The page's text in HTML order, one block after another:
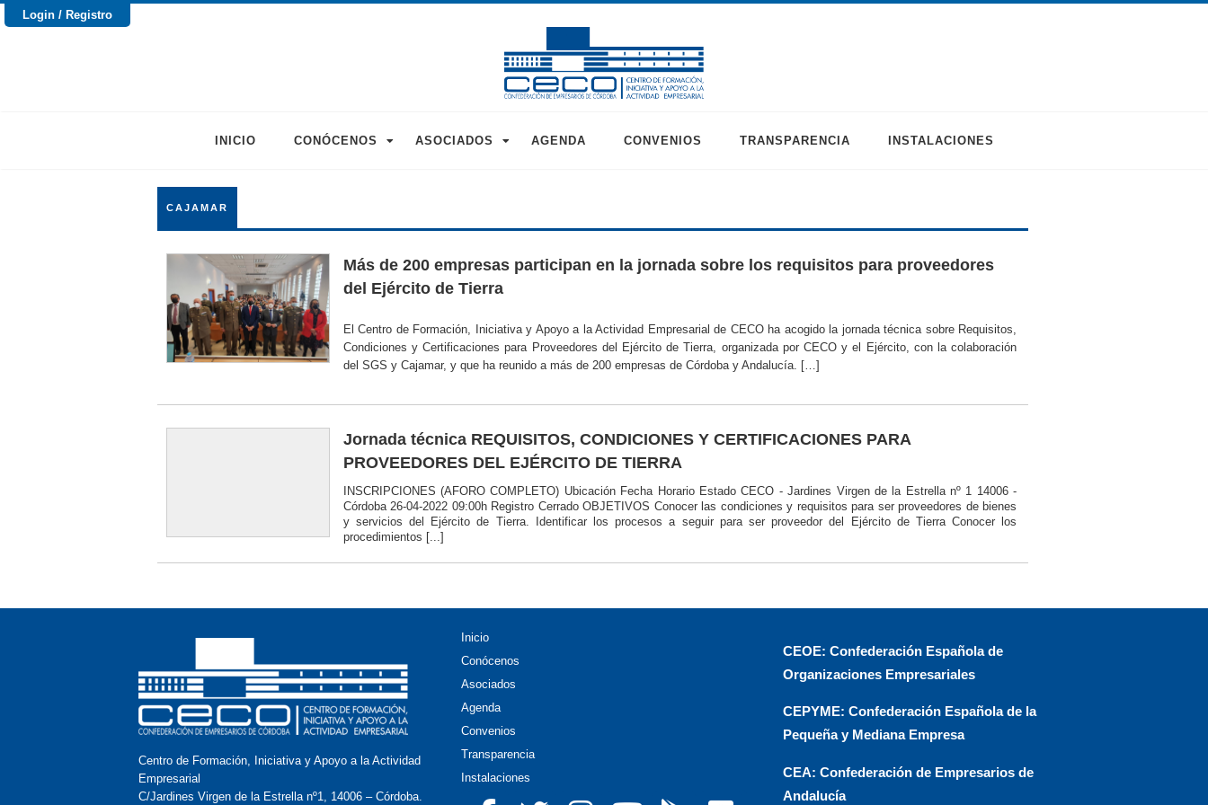
Login / Registro
INICIO CONÓCENOS ASOCIADOS AGENDA CONVENIOS TRANSPARENCIA INSTALACIONES
CAJAMAR
Más de 200 empresas participan en la jornada sobre los requisitos para proveedores
del Ejército de Tierra
El Centro de Formación, Iniciativa y Apoyo a la Actividad Empresarial de CECO ha acogido la jornada técnica sobre Requisitos,
Condiciones y Certificaciones para Proveedores del Ejército de Tierra, organizada por CECO y el Ejército, con la colaboración
del SGS y Cajamar, y que ha reunido a más de 200 empresas de Córdoba y Andalucía. […]
Jornada técnica REQUISITOS, CONDICIONES Y CERTIFICACIONES PARA
PROVEEDORES DEL EJÉRCITO DE TIERRA
INSCRIPCIONES (AFORO COMPLETO) Ubicación Fecha Horario Estado CECO - Jardines Virgen de la Estrella nº 1 14006 -
Córdoba 26-04-2022 09:00h Registro Cerrado OBJETIVOS Conocer las condiciones y requisitos para ser proveedores de bienes
y servicios del Ejército de Tierra. Identificar los procesos a seguir para ser proveedor del Ejército de Tierra Conocer los
procedimientos [...]
Centro de Formación, Iniciativa y Apoyo a la Actividad
Empresarial
C/Jardines Virgen de la Estrella nº1, 14006 – Córdoba.
Inicio
Conócenos
Asociados
Agenda
Convenios
Transparencia
Instalaciones
CEOE: Confederación Española de
Organizaciones Empresariales
CEPYME: Confederación Española de la
Pequeña y Mediana Empresa
CEA: Confederación de Empresarios de
Andalucía